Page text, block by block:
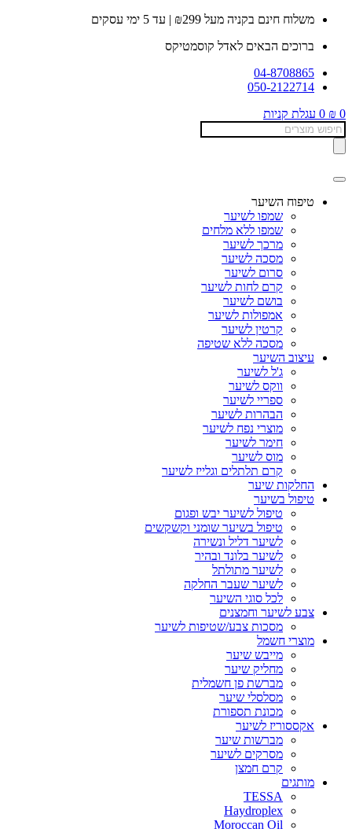
משלוח חינם בקניה מעל ₪299 | עד 5 ימי עסקים
ברוכים הבאים לאדל קוסמטיקס
04-8708865
050-2122714
₪ 0
0 עגלת קניות
Products
search
טיפוח השיער
שמפו לשיער
שמפו ללא מלחים
מרכך לשיער
מסכה לשיער
סרום לשיער
קרם לחות לשיער
בושם לשיער
אמפולות לשיער
קרטין לשיער
מסכה ללא שטיפה
עיצוב השיער
ג'ל לשיער
ווקס לשיער
ספריי לשיער
הבהרות לשיער
מוצרי נפח לשיער
חימר לשיער
מוס לשיער
קרם תלתלים וגלייז לשיער
החלקות שיער
טיפול בשיער
טיפול לשיער יבש ופגום
טיפול בשיער שומני וקשקשים
לשיער דליל ונשירה
לשיער בלונד ובהיר
לשיער מתולתל
לשיער שעבר החלקה
לכל סוגי השיער
צבע לשיער וחמצנים
מסכות צבע/שטיפות לשיער
מוצרי חשמל
מייבש שיער
מחליק שיער
מברשת פן חשמלית
מסלסלי שיער
מכונת תספורת
אקססוריז לשיער
מברשות שיער
מסרקים לשיער
קרם חמצן
מותגים
TESSA
Haydroplex
Moroccan Oil